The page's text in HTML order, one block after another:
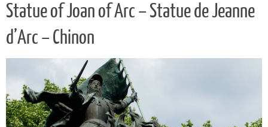
Statue of Joan of Arc – Statue de Jeanne
d’Arc – Chinon